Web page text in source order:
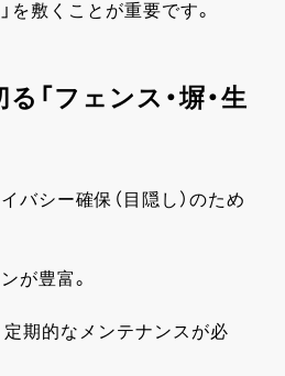
を敷くことが重要です。
「フェンス・塀・生
バシー確保（目隠し）のため
が豊富。
定期的なメンテナンスが必